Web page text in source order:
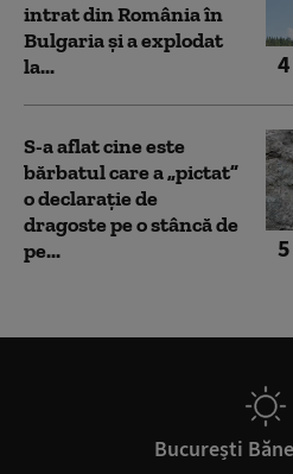
4
intrat din România în
Bulgaria şi a explodat
la...
5
S-a aflat cine este
bărbatul care a „pictat”
o declarație de
dragoste pe o stâncă de
pe...
București